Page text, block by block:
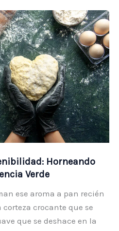
Horneando
Verde
ese aroma a pan recién
corteza crocante que se
que se deshace en la